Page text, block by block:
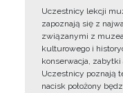
Uczestnicy lekcji
zapoznają się z
związanymi z
kulturowego i
konserwacja, zabytki
Uczestnicy poznają
nacisk położony